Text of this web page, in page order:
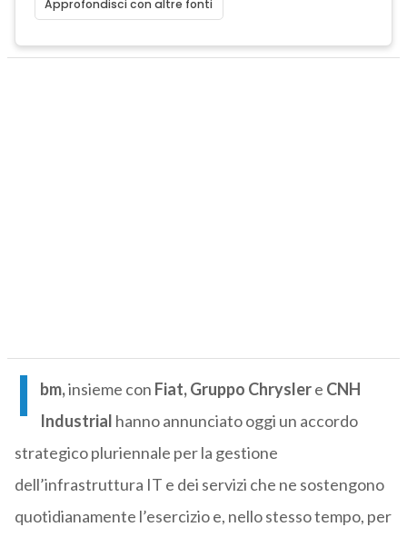
Approfondisci con altre fonti
I bm,insieme con Fiat, Gruppo Chryslere CNH
Industrial hanno annunciato oggi un accordo
strategico pluriennale per la gestione
dell’infrastruttura IT e dei servizi che ne sostengono
quotidianamente l’esercizio e, nello stesso tempo, per